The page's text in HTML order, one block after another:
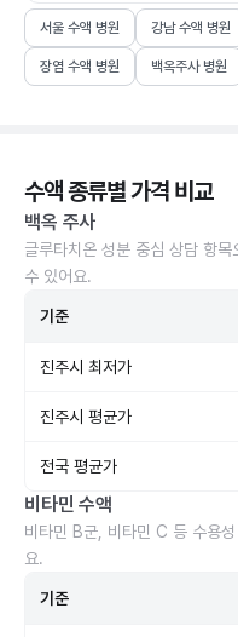
서울 수액 병원 강남 수액 병원
장염 수액 병원 백옥주사 병원
수액 종류별 가격 비교
백옥 주사
글루타치온 성분 중심 상담 항
수 있어요.
기준
진주시 최저가
진주시 평균가
전국 평균가
비타민 수액
비타민 B군, 비타민 C 등 수용
요.
기준